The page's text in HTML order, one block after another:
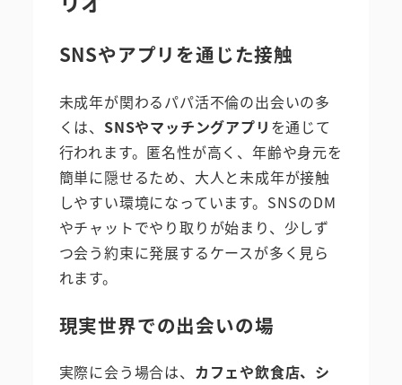
SNSやアプリを通じた接触
未成年が関わるパパ活不倫の出会いの多
くは、 SNSやマッチングアプリ を通じて
行われます。匿名性が高く、年齢や身元を
簡単に隠せるため、大人と未成年が接触
しやすい環境になっています。SNSのDM
やチャットでやり取りが始まり、少しず
つ会う約束に発展するケースが多く見ら
れます。
現実世界での出会いの場
実際に会う場合は、 カフェや飲食店、シ